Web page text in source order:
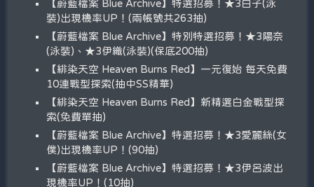
【蔚藍檔案 Blue Archive】特選招募！★3白子(泳
裝)出現機率UP！(兩帳號共263抽)
【蔚藍檔案 Blue Archive】特別特選招募！★3陽奈
(泳裝)、★3伊織(泳裝)(保底200抽)
【緋染天空 Heaven Burns Red】一元復始 每天免費
10連戰型探索(抽中SS精華)
【緋染天空 Heaven Burns Red】新精選白金戰型探
索(免費單抽)
【蔚藍檔案 Blue Archive】特選招募！★3愛麗絲(女
僕)出現機率UP！(90抽)
【蔚藍檔案 Blue Archive】特選招募！★3伊呂波出
現機率UP！(10抽)